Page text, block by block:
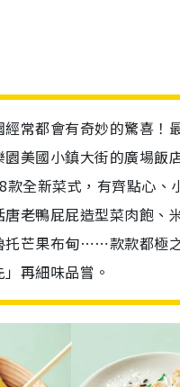
常都會有奇妙的驚喜！
園美國小鎮大街的廣場飯
款全新菜式，有齊點心、
老鴨屁屁造型菜肉飽、
托芒果布甸⋯⋯款款都極
再細味品嘗。